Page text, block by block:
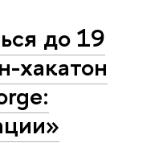
до 19
хакатон